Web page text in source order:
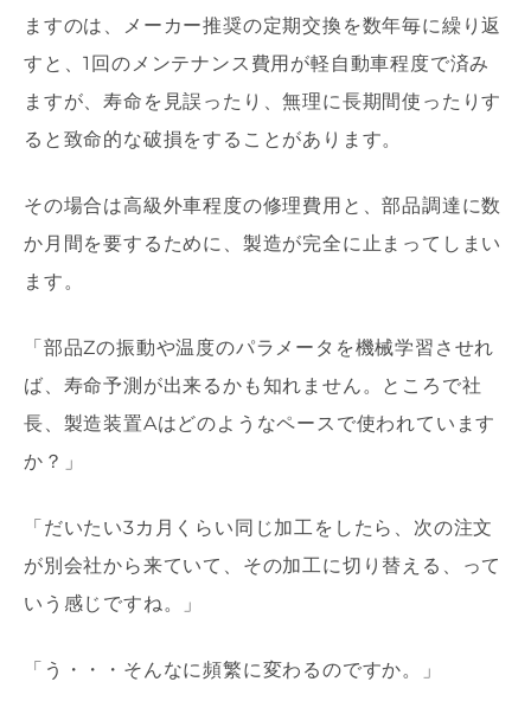
ますのは、メーカー推奨の定期交換を数年毎に繰り返
すと、1 回のメンテナンス費用が軽自動車程度で済み
ますが、寿命を見誤ったり、無理に長期間使ったりす
ると致命的な破損をすることがあります。
その場合は高級外車程度の修理費用と、部品調達に数
か月間を要するために、製造が完全に止まってしまい
ます。
「部品Zの振動や温度のパラメータを機械学習させれ
ば、寿命予測が出来るかも知れません。ところで社
長、製造装置Aはどのようなペースで使われています
か？」
「だいたい3カ月くらい同じ加工をしたら、次の注文
が別会社から来ていて、その加工に切り替える、って
いう感じですね。」
「う・・・そんなに頻繁に変わるのですか。」